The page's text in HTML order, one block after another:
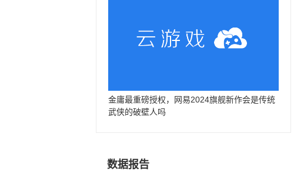
金庸最重磅授权，网易2024旗舰新作会是传统
武侠的破壁人吗
数据报告